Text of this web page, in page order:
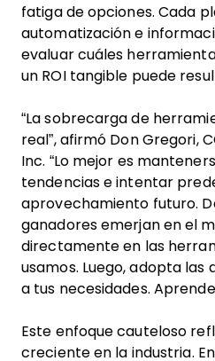
fatiga de opciones. Cada
automatización e
evaluar cuáles
un ROI tangible puede
“La sobrecarga de
real”, afirmó Don Gregori,
Inc. “Lo mejor es
tendencias e intentar
aprovechamiento futuro.
ganadores emerjan en el
directamente en las
usamos. Luego, adopta las
a tus necesidades.
Este enfoque cauteloso
creciente en la industria.